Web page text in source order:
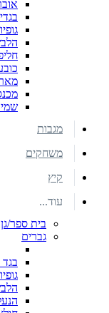
מגבות
משחקים
קיץ
עוד...
בית ספר/גן
גברים
בגד